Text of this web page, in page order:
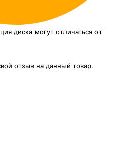
диска могут отличаться от
отзыв на данный товар.